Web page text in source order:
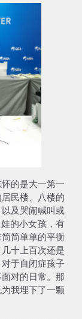
的是大一第一
民楼、八楼的
及哭闹喊叫或
的小女孩，有
简单单的平衡
十上百次还是
于自闭症孩子
对的日常。那
我埋下了一颗